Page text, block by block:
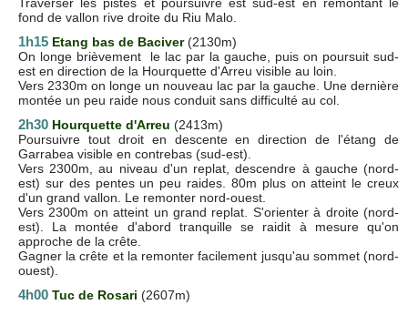
fond de vallon rive droite du Riu Malo.
1h15 Etang bas de Baciver (2130m)
On longe brièvement le lac par la gauche, puis on poursuit sud-
est en direction de la Hourquette d'Arreu visible au loin.
Vers 2330m on longe un nouveau lac par la gauche. Une dernière
montée un peu raide nous conduit sans difficulté au col.
2h30 Hourquette d'Arreu (2413m)
Poursuivre tout droit en descente en direction de l'étang de
Garrabea visible en contrebas (sud-est).
Vers 2300m, au niveau d'un replat, descendre à gauche (nord-
est) sur des pentes un peu raides. 80m plus on atteint le creux
d'un grand vallon. Le remonter nord-ouest.
Vers 2300m on atteint un grand replat. S'orienter à droite (nord-
est). La montée d'abord tranquille se raidit à mesure qu'on
approche de la crête.
Gagner la crête et la remonter facilement jusqu'au sommet (nord-
ouest).
4h00 Tuc de Rosari (2607m)